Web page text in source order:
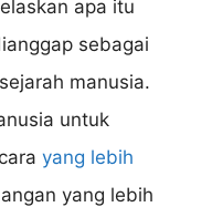
apa itu
sebagai
manusia.
untuk
yang lebih
yang lebih